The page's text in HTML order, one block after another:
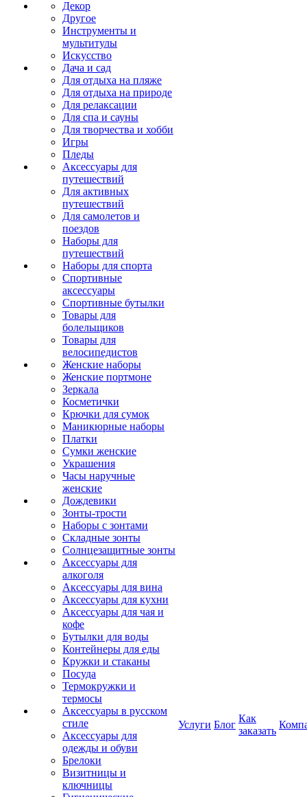
Декор
Другое
Инструменты и
мультитулы
Искусство
Дача и сад
Для отдыха на пляже
Для отдыха на природе
Для релаксации
Для спа и сауны
Для творчества и хобби
Игры
Пледы
Аксессуары для
путешествий
Для активных
путешествий
Для самолетов и
поездов
Наборы для
путешествий
Наборы для спорта
Спортивные
аксессуары
Спортивные бутылки
Товары для
болельщиков
Товары для
велосипедистов
Женские наборы
Женские портмоне
Зеркала
Косметички
Крючки для сумок
Маникюрные наборы
Платки
Сумки женские
Украшения
Часы наручные
женские
Дождевики
Зонты-трости
Наборы с зонтами
Складные зонты
Солнцезащитные зонты
Аксессуары для
алкоголя
Аксессуары для вина
Аксессуары для кухни
Аксессуары для чая и
кофе
Бутылки для воды
Контейнеры для еды
Кружки и стаканы
Посуда
Термокружки и
термосы
Аксессуары в русском
стиле
Аксессуары для
одежды и обуви
Брелоки
Визитницы и
ключницы
Услуги Блог
Как
заказать